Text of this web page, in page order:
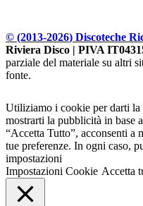
© (2013-2026) Discoteche
Riviera Disco | PIVA
parziale del materiale su altri
fonte.
Utiliziamo i cookie per darti la
mostrarti la pubblicità in base
“Accetta Tutto”, acconsenti a
tue preferenze. In ogni caso,
impostazioni
Impostazioni Cookie Accetta